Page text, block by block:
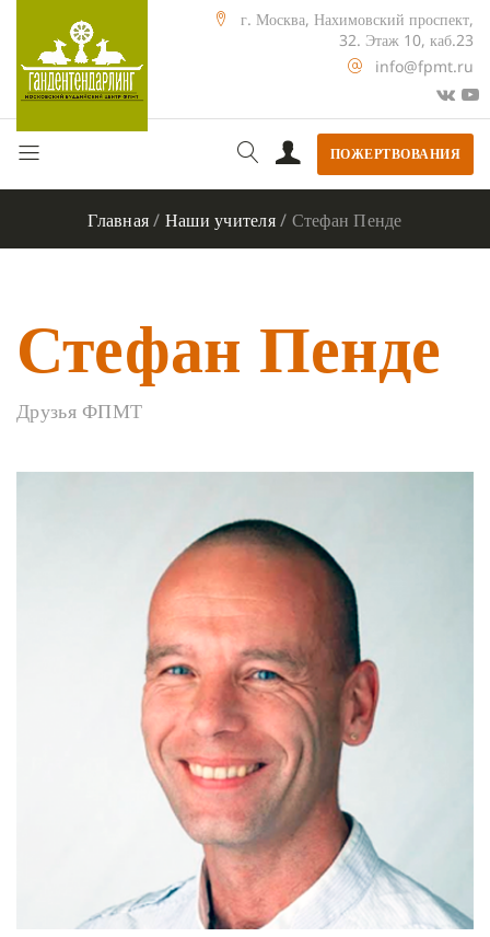
г. Москва, Нахимовский проспект,
32. Этаж 10, каб.23
info@fpmt.ru
ПОЖЕРТВОВАНИЯ
Главная/ Наши учителя/ Стефан Пенде
Стефан Пенде
Друзья ФПМТ